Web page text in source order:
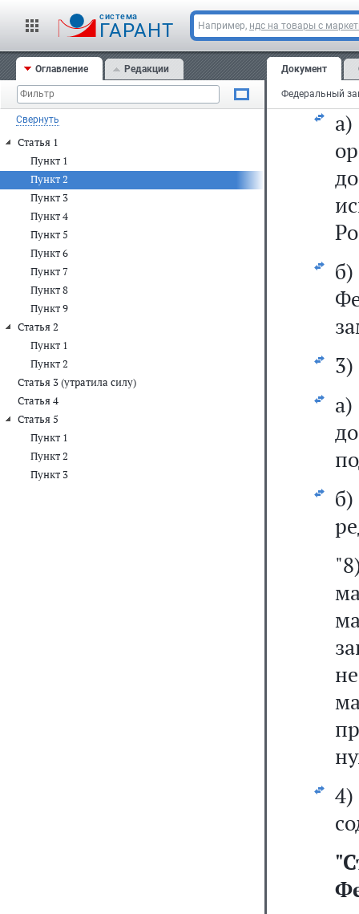
cистема
ГАРАНТ Например, ндс на товары с
Оглавление Редакции
Свернуть
Статья 1
Пункт 1
Пункт 2
Пункт 3
Пункт 4
Пункт 5
Пункт 6
Пункт 7
Пункт 8
Пункт 9
Статья 2
Пункт 1
Пункт 2
Статья 3 (утратила силу)
Статья 4
Статья 5
Пункт 1
Пункт 2
Пункт 3
Документ
а)
"